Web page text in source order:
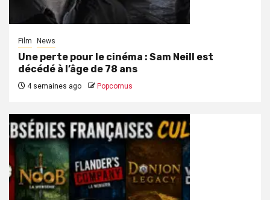
Film News
Une perte pour le cinéma : Sam Neill est
décédé à l’âge de 78 ans
4 semaines ago Popcornus